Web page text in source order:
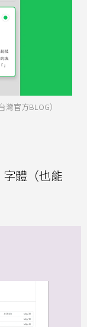
官方BLOG）
體（也能